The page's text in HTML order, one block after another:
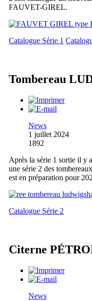
FAUVET-GIREL.
Catalogue Série 1
Tombereau
News
1 juillet 2024
1892
Après la série 1 sortie il y
une série 2 des
est en préparation pour
Catalogue Série 2
Citerne
News